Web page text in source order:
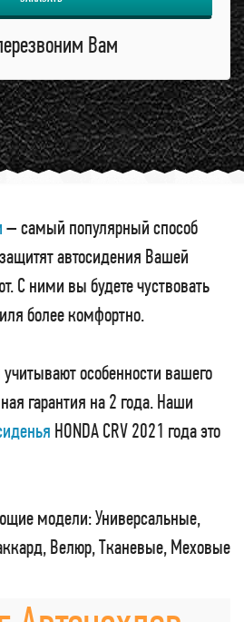
Вам
– самый популярный способ
автосидения Вашей
С ними вы будете чуствовать
более комфортно.
особенности вашего
гарантия на 2 года. Наши
HONDA CRV 2021 года это
модели: Универсальные,
Велюр, Тканевые, Меховые